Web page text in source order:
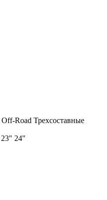
Off-Road Трехсоставные
23" 24"